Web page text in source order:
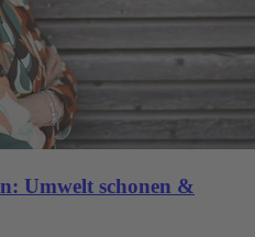
Umwelt schonen &